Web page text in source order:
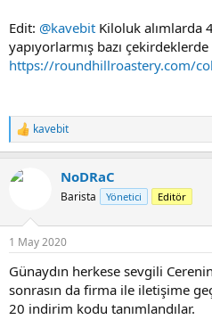
Edit: @kavebit Kiloluk alımlarda
yapıyorlarmış bazı çekirdeklerde
https://roundhillroastery.com/
T
e
k
kavebit
NoDRaC
Barista Yönetici Editör
1 May 2020
Günaydın herkese sevgili
sonrasın da firma ile iletişime
20 indirim kodu tanımlandılar.